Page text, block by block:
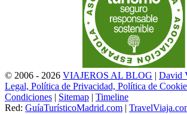
© 2006 - 2026 VIAJEROS AL BLOG | David
Legal, Política de Privacidad, Política de
Condiciones | Sitemap | Timeline
Red: GuíaTurísticoMadrid.com |